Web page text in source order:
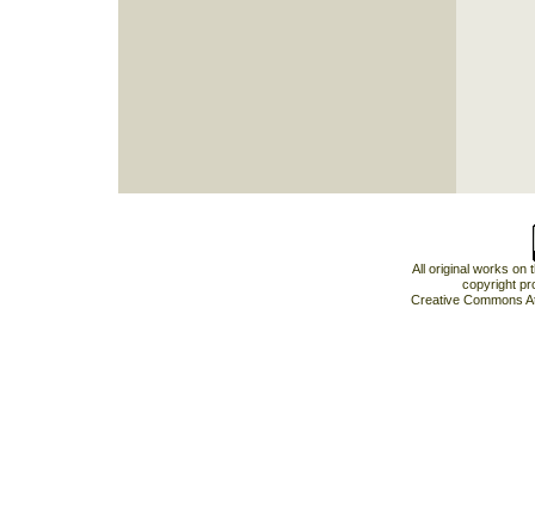
All original works on
copyright
Creative Commons